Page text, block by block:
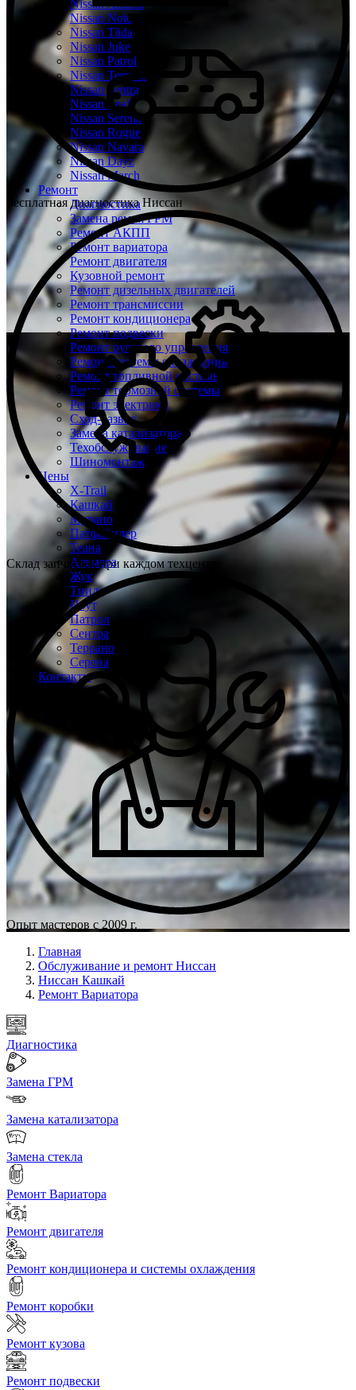
Nissan Almera
Nissan Note
Nissan Tiida
Nissan Juke
Nissan Patrol
Nissan Terrano
Nissan Sentra
Nissan Leaf
Nissan Serena
Nissan Rogue
Nissan Navara
Nissan Dayz
Nissan March
Ремонт
Диагностика
Замена ремня ГРМ
Ремонт АКПП
Ремонт вариатора
Ремонт двигателя
Кузовной ремонт
Ремонт дизельных двигателей
Ремонт трансмиссии
Ремонт кондиционера
Ремонт подвески
Ремонт рулевого управления
Ремонт системы охлаждения
Ремонт топливной системы
Ремонт тормозной системы
Ремонт электрики
Сход-развал
Замена катализатора
Техобслуживание
Шиномонтаж
Цены
X-Trail
Кашкай
Мурано
Патфайндер
Теана
Альмера
Жук
Тиида
Ноут
Патрол
Сентра
Террано
Серена
Контакты
Бесплатная диагностика Ниссан
Склад запчастей при каждом техцентре
Опыт мастеров с 2009 г.
Главная
Обслуживание и ремонт Ниссан
Ниссан Кашкай
Ремонт Вариатора
Диагностика
Замена ГРМ
Замена катализатора
Замена стекла
Ремонт Вариатора
Ремонт двигателя
Ремонт кондиционера и системы охлаждения
Ремонт коробки
Ремонт кузова
Ремонт подвески